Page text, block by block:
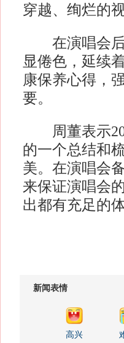
穿越、绚烂的
在演唱会后
显倦色，延续
康保养心得，
要。
周董表示
的一个总结和
美。在演唱会
来保证演唱会
出都有充足的体
新闻表情
高兴